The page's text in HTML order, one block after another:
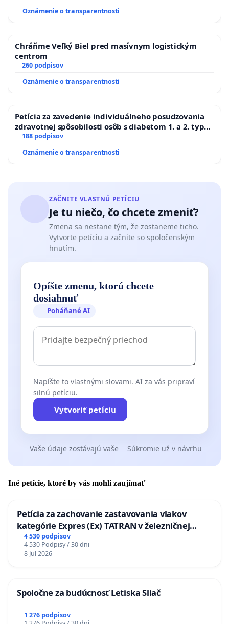
Oznámenie o transparentnosti
Chráňme Veľký Biel pred masívnym logistickým
centrom
260 podpisov
Oznámenie o transparentnosti
Petícia za zavedenie individuálneho posudzovania
zdravotnej spôsobilosti osôb s diabetom 1. a 2. typu
pri prijímaní do Policajného zboru SR
188 podpisov
Oznámenie o transparentnosti
ZAČNITE VLASTNÚ PETÍCIU
Je tu niečo, čo chcete zmeniť?
Zmena sa nestane tým, že zostaneme ticho.
Vytvorte petíciu a začnite so spoločenským
hnutím.
Opíšte zmenu, ktorú chcete
dosiahnuť
Poháňané AI
Napíšte to vlastnými slovami. AI za vás pripraví
silnú petíciu.
Vytvoriť petíciu
Vaše údaje zostávajú vaše Súkromie už v návrhu
Iné petície, ktoré by vás mohli zaujímať
Petícia za zachovanie zastavovania vlakov
kategórie Expres (Ex) TATRAN v železničnej
stanici Púchov
4 530 podpisov
4 530 Podpisy / 30 dni
8 Jul 2026
Spoločne za budúcnosť Letiska Sliač
1 276 podpisov